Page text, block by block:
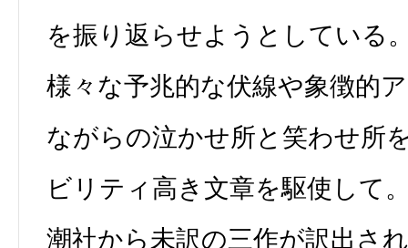
を振り返らせようとしている
様々な予兆的な伏線や象徴的
ながらの泣かせ所と笑わせ所
ビリティ高き文章を駆使して
潮社から未訳の三作が訳出さ